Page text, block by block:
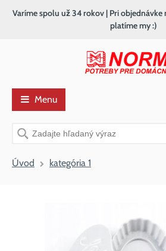
Vyhľadávanie
Varíme spolu už 34 rokov | Pri
platíme my :)
Menu
Úvod kategória 1